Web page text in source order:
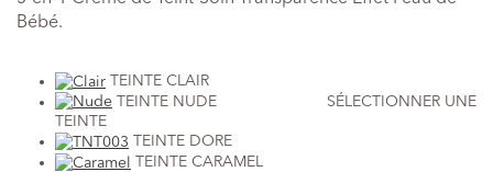
Bébé.
TEINTE CLAIR
TEINTE NUDE SÉLECTIONNER UNE
TEINTE
TEINTE DORE
TEINTE CARAMEL